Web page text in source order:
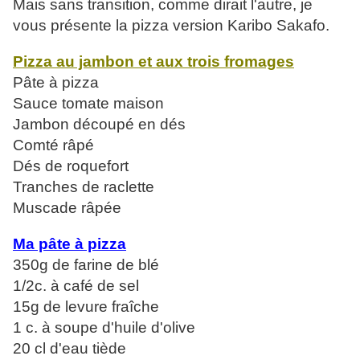
Mais sans transition, comme dirait l'autre, je
vous présente la pizza version Karibo Sakafo.
Pizza au jambon et aux trois fromages
Pâte à pizza
Sauce tomate maison
Jambon découpé en dés
Comté râpé
Dés de roquefort
Tranches de raclette
Muscade râpée
Ma pâte à pizza
350g de farine de blé
1/2c. à café de sel
15g de levure fraîche
1 c. à soupe d'huile d'olive
20 cl d'eau tiède